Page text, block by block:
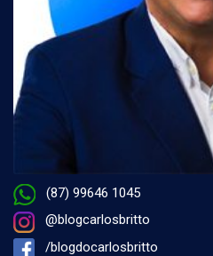
(87) 99646 1045
@blogcarlosbritto
/blogdocarlosbritto